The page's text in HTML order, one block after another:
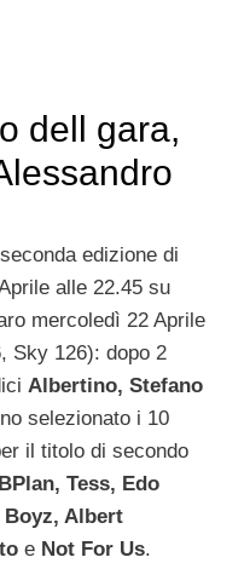
dell gara,
edizione di
alle 22.45 su
mercoledì 22 Aprile
Sky 126): dopo 2
Albertino, Stefano
selezionato i 10
il titolo di secondo
Tess, Edo
Boyz, Albert
e Not For Us.